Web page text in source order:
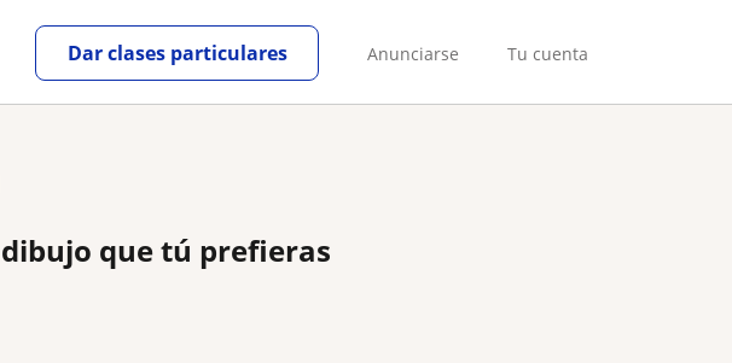
Anunciarse Tu cuenta
Dar clases particulares
que tú prefieras